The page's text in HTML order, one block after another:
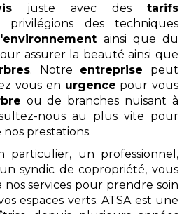
juste avec des tarifs
privilégions des techniques
ainsi que du
assurer la beauté ainsi que
. Notre entreprise peut
vous en urgence pour vous
ou de branches nuisant à
nous au plus vite pour
prestations.
particulier, un professionnel,
syndic de copropriété, vous
services pour prendre soin
espaces verts. ATSA est une